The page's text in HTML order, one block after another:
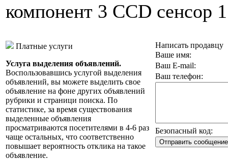
компонент 3 CCD сенсор
Платные услуги
Услуга выделения объявлений.
Воспользовавшись услугой выделения
объявлений, вы можете выделить свое
объявление на фоне других объявлений
рубрики и страници поиска. По
статистике, за время существования
выделенные объявления
просматриваются посетителями в 4-6 раз
чаще остальных, что соответственно
повышает вероятность отклика на такое
объявление.
Написать продавцу
Ваше имя:
Ваш E-mail:
Ваш телефон:
Безопасный код: